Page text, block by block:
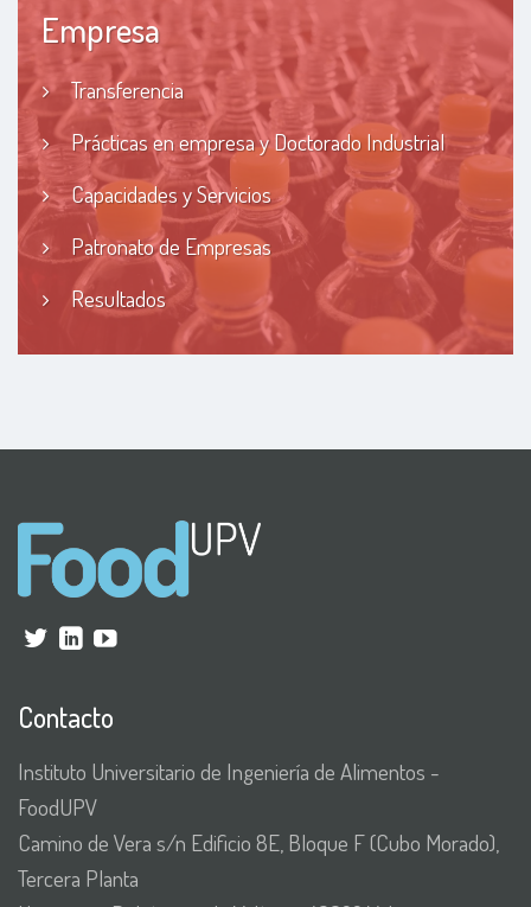
Empresa
Transferencia
Prácticas en empresa y Doctorado Industrial
Capacidades y Servicios
Patronato de Empresas
Resultados
Contacto
Instituto Universitario de Ingeniería de Alimentos -
FoodUPV
Camino de Vera s/n Edificio 8E, Bloque F (Cubo Morado),
Tercera Planta